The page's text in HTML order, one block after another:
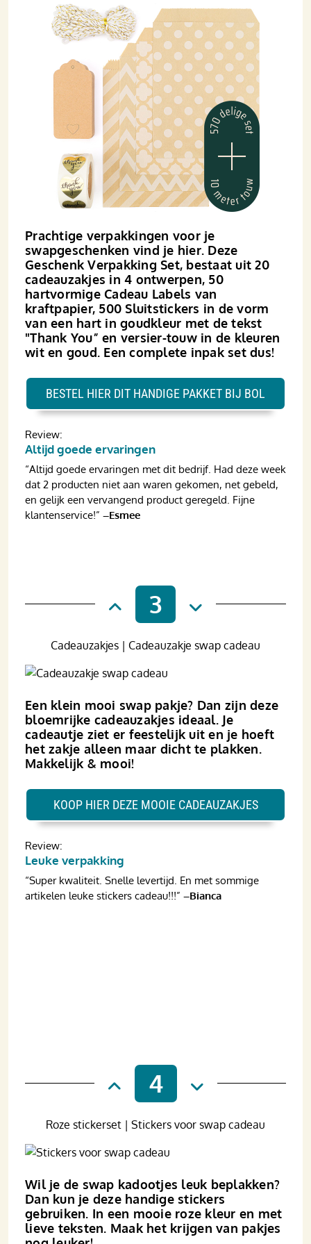
Prachtige verpakkingen voor je
swapgeschenken vind je hier. Deze
Geschenk Verpakking Set, bestaat uit 20
cadeauzakjes in 4 ontwerpen, 50
hartvormige Cadeau Labels van
kraftpapier, 500 Sluitstickers in de vorm
van een hart in goudkleur met de tekst
"Thank You” en versier-touw in de kleuren
wit en goud. Een complete inpak set dus!
Review:
Altijd goede ervaringen
“Altijd goede ervaringen met dit bedrijf. Had deze week
dat 2 producten niet aan waren gekomen, net gebeld,
en gelijk een vervangend product geregeld. Fijne
klantenservice!” –Esmee
BESTEL HIER DIT HANDIGE PAKKET BIJ BOL
3
Een klein mooi swap pakje? Dan zijn deze
bloemrijke cadeauzakjes ideaal. Je
cadeautje ziet er feestelijk uit en je hoeft
het zakje alleen maar dicht te plakken.
Makkelijk & mooi!
Cadeauzakjes | Cadeauzakje swap cadeau
Review:
Leuke verpakking
“Super kwaliteit. Snelle levertijd. En met sommige
artikelen leuke stickers cadeau!!!” –Bianca
KOOP HIER DEZE MOOIE CADEAUZAKJES
4
Wil je de swap kadootjes leuk beplakken?
Dan kun je deze handige stickers
gebruiken. In een mooie roze kleur en met
lieve teksten. Maak het krijgen van pakjes
Roze stickerset | Stickers voor swap cadeau